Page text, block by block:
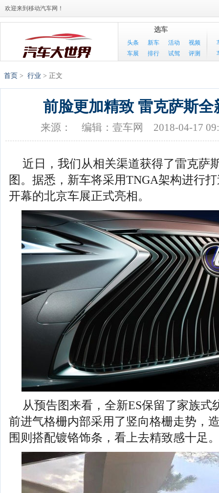
欢迎来到移动汽车网！
选车
头条 新车 活动
视频
车展
排行 试驾 评测
首页 > 行业 > 正文
前脸更加精致 雷克萨斯全
来源： 编辑：壹车网 2018-04-17
近日，我们从相关渠道获得了雷克萨
图。据悉，新车将采用TNGA架构进行
开幕的北京车展正式亮相。
从预告图来看，全新ES保留了家族式
前进气格栅内部采用了竖向格栅走势，
围则搭配镀铬饰条，看上去精致感十足